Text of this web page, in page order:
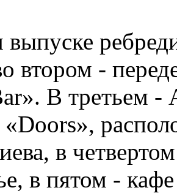
втором -
В третьем -
«Doors»,
в
в пятом -